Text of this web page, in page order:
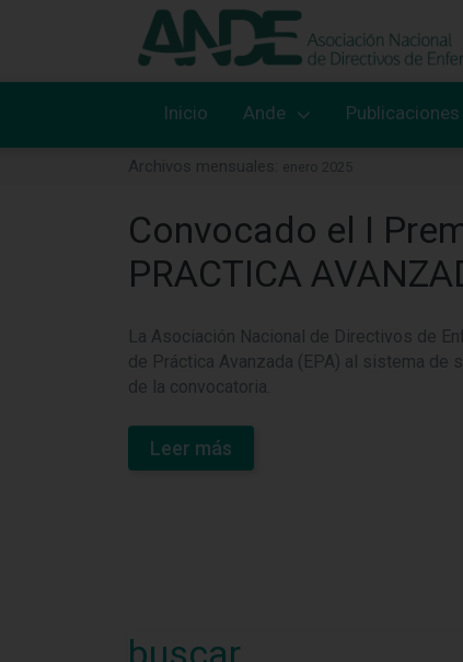
Inicio Ande Publicaciones
Archivos mensuales: enero 2025
Convocado el I
PRACTICA
La Asociación Nacional de Directivos de
de Práctica Avanzada (EPA) al sistema de
de la convocatoria.
Leer más
buscar